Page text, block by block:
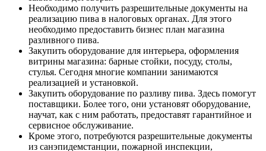
Необходимо получить разрешительные документы на
реализацию пива в налоговых органах. Для этого
необходимо предоставить бизнес план магазина
разливного пива.
Закупить оборудование для интерьера, оформления
витрины магазина: барные стойки, посуду, столы,
стулья. Сегодня многие компании занимаются
реализацией и установкой.
Закупить оборудование по разливу пива. Здесь помогут
поставщики. Более того, они установят оборудование,
научат, как с ним работать, предоставят гарантийное и
сервисное обслуживание.
Кроме этого, потребуются разрешительные документы
из санэпидемстанции, пожарной инспекции,